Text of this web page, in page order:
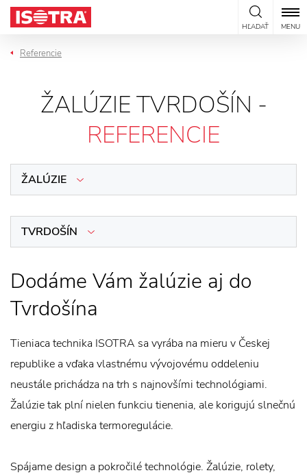
Preskočiť na obsah
HĽADAŤ MENU
Referencie
ŽALÚZIE TVRDOŠÍN -
REFERENCIE
ŽALÚZIE
TVRDOŠÍN
Dodáme Vám žalúzie aj do
Tvrdošína
Tieniaca technika ISOTRA sa vyrába na mieru v Českej
republike a vďaka vlastnému vývojovému oddeleniu
neustále prichádza na trh s najnovšími technológiami.
Žalúzie tak plní nielen funkciu tienenia, ale korigujú slnečnú
energiu z hľadiska termoregulácie.
Spájame design a pokročilé technológie. Žalúzie, rolety,